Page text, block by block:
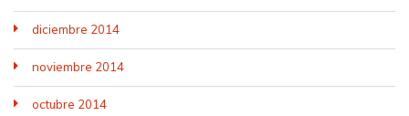
diciembre 2014
noviembre 2014
octubre 2014